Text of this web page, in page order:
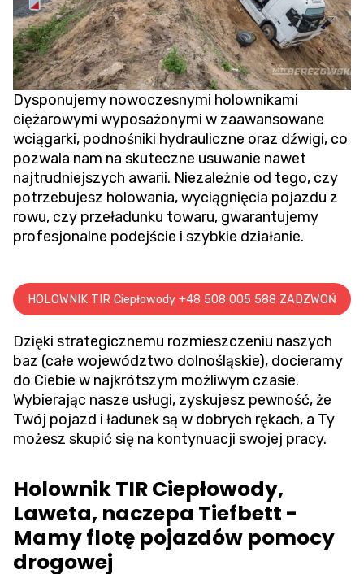
Dysponujemy nowoczesnymi holownikami
ciężarowymi wyposażonymi w zaawansowane
wciągarki, podnośniki hydrauliczne oraz dźwigi, co
pozwala nam na skuteczne usuwanie nawet
najtrudniejszych awarii. Niezależnie od tego, czy
potrzebujesz holowania,wyciągnięcia pojazdu z
rowu, czy przeładunku towaru, gwarantujemy
profesjonalne podejście i szybkie działanie.
HOLOWNIK TIR Ciepłowody +48 508 005 588 ZADZWOŃ
Dzięki strategicznemu rozmieszczeniu naszych
baz (całe województwo dolnośląskie), docieramy
do Ciebie w najkrótszym możliwym czasie.
Wybierając nasze usługi, zyskujesz pewność, że
Twój pojazd i ładunek są w dobrych rękach, a Ty
możesz skupić się na kontynuacji swojej pracy.
Holownik TIR Ciepłowody,
Laweta, naczepa Tiefbett -
Mamy flotę pojazdów pomocy
drogowej